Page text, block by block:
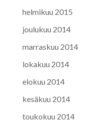
helmikuu 2015
joulukuu 2014
marraskuu 2014
lokakuu 2014
elokuu 2014
kesäkuu 2014
toukokuu 2014